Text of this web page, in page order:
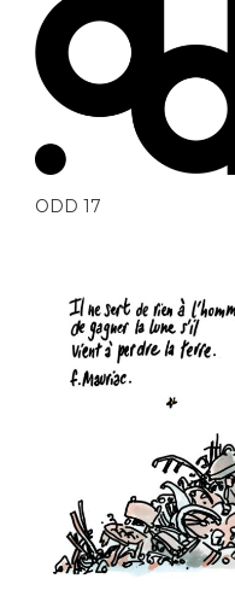
ODD 17